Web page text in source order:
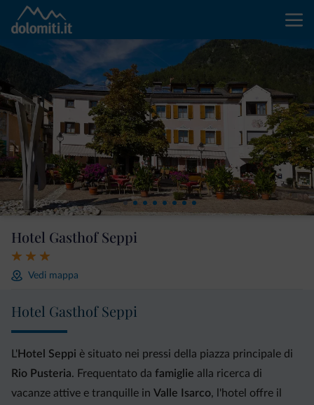
Hotel Gasthof Seppi
Vedi mappa
Hotel Gasthof Seppi
L' Hotel Seppi è situato nei pressi della piazza principale di
Rio Pusteria. Frequentato da famiglie alla ricerca di
vacanze attive e tranquille in Valle Isarco, l'hotel offre il